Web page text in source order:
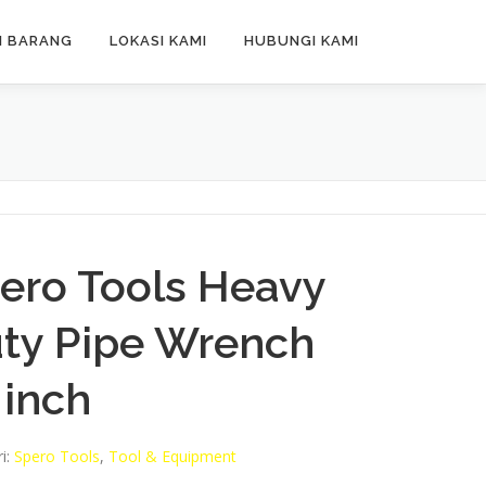
BARANG LOKASI KAMI HUBUNGI KAMI
Tools Heavy
Pipe Wrench
Spero Tools, Tool & Equipment